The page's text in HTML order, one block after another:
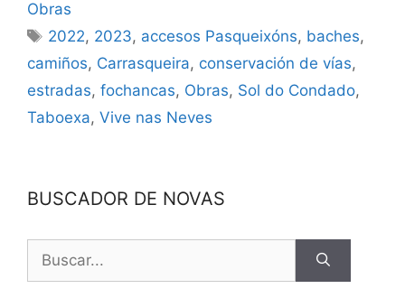
Obras
2022, 2023, accesos Pasqueixóns, baches,
camiños, Carrasqueira, conservación de vías,
estradas, fochancas, Obras, Sol do Condado,
Taboexa, Vive nas Neves
BUSCADOR DE NOVAS